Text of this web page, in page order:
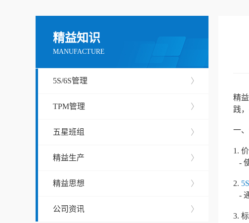
精益知识
MANUFACTURE
5S/6S管理 〉
TPM管理 〉
五星班组 〉
精益生产 〉
精益思想 〉
公司资讯 〉
精
践
一
1.
-
2.
-
3.